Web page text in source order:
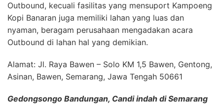
Outbound, kecuali fasilitas yang mensuport Kampoeng
Kopi Banaran juga memiliki lahan yang luas dan
nyaman, beragam perusahaan mengadakan acara
Outbound di lahan hal yang demikian.
Alamat: Jl. Raya Bawen – Solo KM 1,5 Bawen, Gentong,
Asinan, Bawen, Semarang, Jawa Tengah 50661
Gedongsongo Bandungan, Candi indah di Semarang